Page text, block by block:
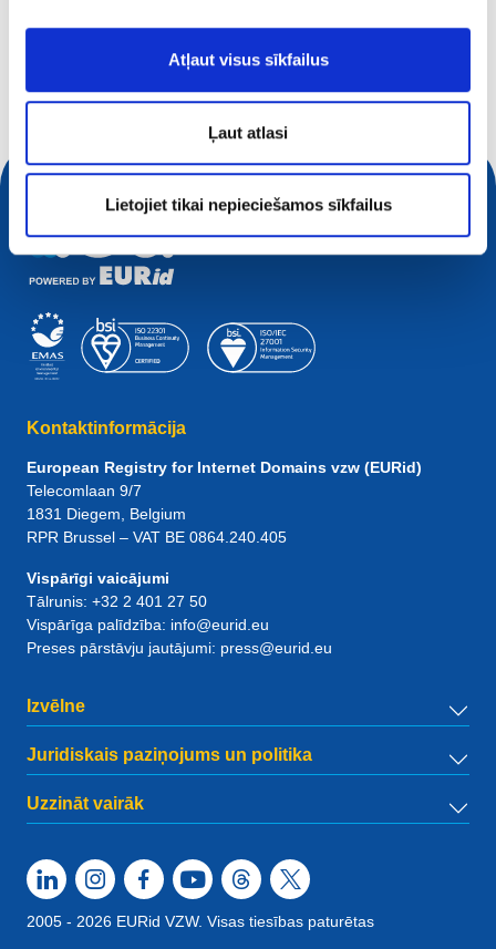
Atļaut visus sīkfailus
Ļaut atlasi
Lietojiet tikai nepieciešamos sīkfailus
Meklēšanas vaicājums
Kontaktinformācija
European Registry for Internet Domains vzw (EURid)
Telecomlaan 9/7
1831 Diegem , Belgium
RPR Brussel – VAT BE 0864.240.405
Vispārīgi vaicājumi
Tālrunis: +32 2 401 27 50
Vispārīga palīdzība: info@eurid.eu
Preses pārstāvju jautājumi: press@eurid.eu
Izvēlne
Juridiskais paziņojums un politika
Uzzināt vairāk
2005 - 2026 EURid VZW. Visas tiesības paturētas